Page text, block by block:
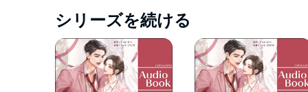
シリーズを続ける